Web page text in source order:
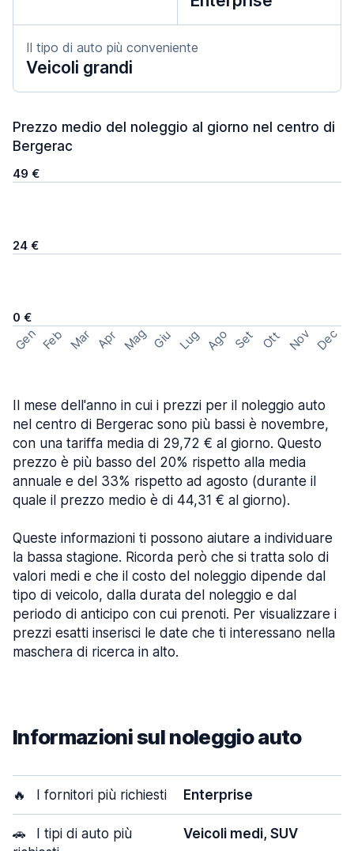
Il tipo di auto più conveniente
Veicoli grandi
Prezzo medio del noleggio al giorno nel centro di
Bergerac
49 €
24 €
0 €
Gen Feb Mar Apr Mag Giu Lug Ago Set Ott Nov Dec
Il mese dell'anno in cui i prezzi per il noleggio auto
nel centro di Bergerac sono più bassi è novembre,
con una tariffa media di 29,72 € al giorno. Questo
prezzo è più basso del 20% rispetto alla media
annuale e del 33% rispetto ad agosto (durante il
quale il prezzo medio è di 44,31 € al giorno).
Queste informazioni ti possono aiutare a individuare
la bassa stagione. Ricorda però che si tratta solo di
valori medi e che il costo del noleggio dipende dal
tipo di veicolo, dalla durata del noleggio e dal
periodo di anticipo con cui prenoti. Per visualizzare i
prezzi esatti inserisci le date che ti interessano nella
maschera di ricerca in alto.
Informazioni sul noleggio auto
🔥 I fornitori più richiesti Enterprise
🚗
I tipi di auto più
Veicoli medi, SUV